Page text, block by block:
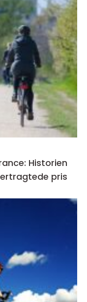
Historien
pris